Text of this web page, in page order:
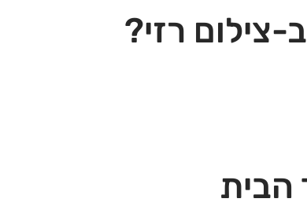
צילום רזי?